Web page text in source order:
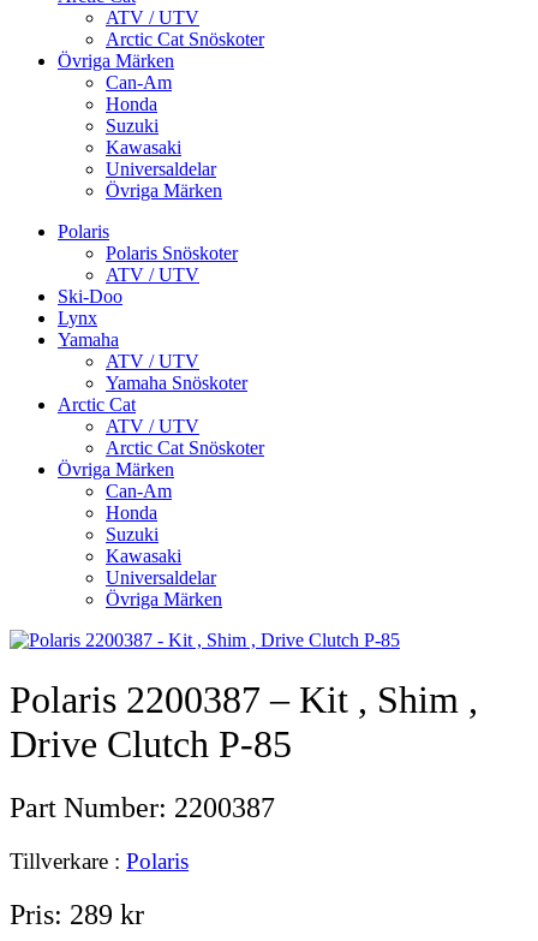
ATV / UTV
Arctic Cat Snöskoter
Övriga Märken
Can-Am
Honda
Suzuki
Kawasaki
Universaldelar
Övriga Märken
Polaris
Polaris Snöskoter
ATV / UTV
Ski-Doo
Lynx
Yamaha
ATV / UTV
Yamaha Snöskoter
Arctic Cat
ATV / UTV
Arctic Cat Snöskoter
Övriga Märken
Can-Am
Honda
Suzuki
Kawasaki
Universaldelar
Övriga Märken
Polaris 2200387 – Kit , Shim ,
Drive Clutch P-85
Part Number: 2200387
Tillverkare : Polaris
Pris: 289 kr